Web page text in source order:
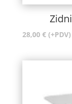
28,00 € (+PDV)